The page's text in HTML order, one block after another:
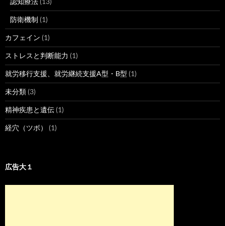
防衛機制 (1)
カフェイン (1)
ストレスと判断能力 (1)
就労移行支援、就労継続支援A型・B型 (1)
未分類 (3)
精神疾患と遺伝 (1)
経穴（ツボ） (1)
広告大１